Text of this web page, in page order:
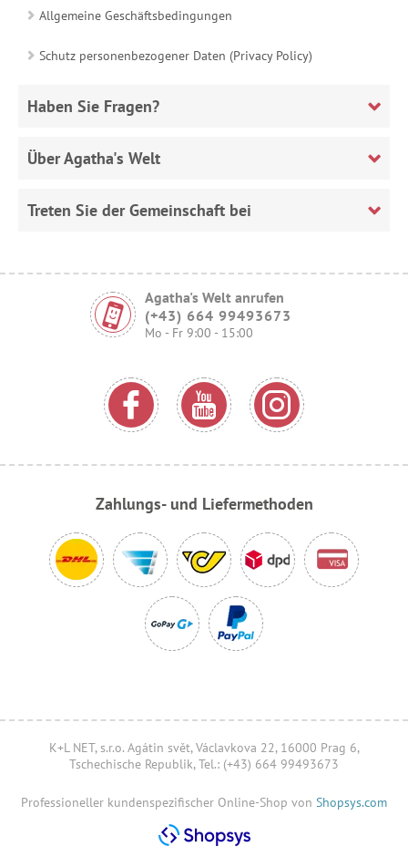
Allgemeine Geschäftsbedingungen
Schutz personenbezogener Daten (Privacy Policy)
Haben Sie Fragen?
Über Agatha's Welt
Treten Sie der Gemeinschaft bei
Agatha's Welt anrufen
(+43) 664 99493673
Mo - Fr 9:00 - 15:00
Zahlungs- und Liefermethoden
K+L NET, s.r.o. Agátin svět, Václavkova 22, 16000 Prag 6,
Tschechische Republik, Tel.: (+43) 664 99493673
Professioneller kundenspezifischer Online-Shop von Shopsys.com